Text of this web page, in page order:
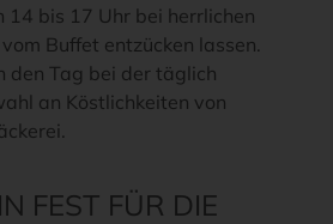
14 bis 17 Uhr bei herrlichen
Buffet entzücken lassen.
den Tag bei der täglich
an Köstlichkeiten von
FEST FÜR DIE